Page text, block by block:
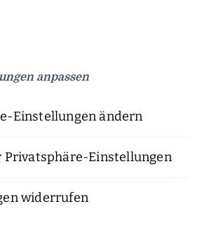
anpassen
Einstellungen ändern
Privatsphäre-Einstellungen
widerrufen